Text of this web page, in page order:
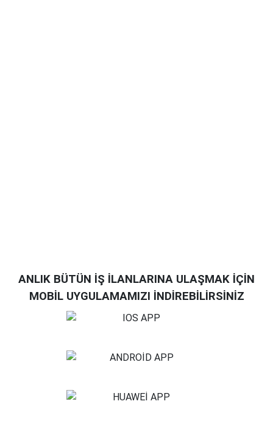
ANLIK BÜTÜN İŞ İLANLARINA ULAŞMAK İÇİN
MOBİL UYGULAMAMIZI İNDİREBİLİRSİNİZ